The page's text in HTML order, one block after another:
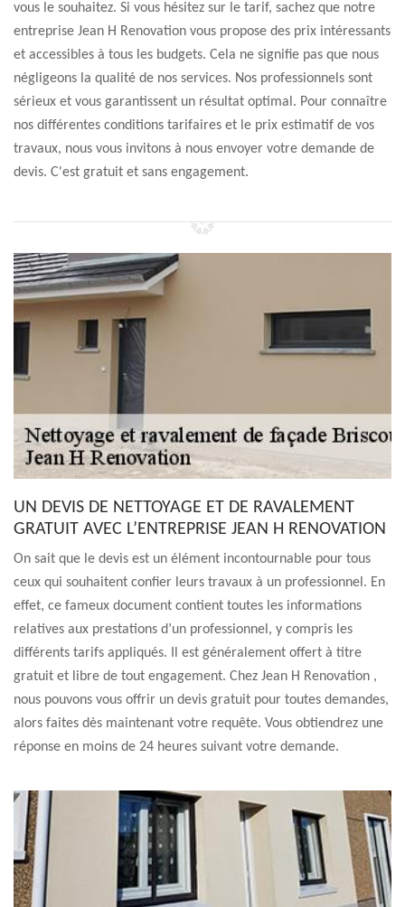
vous le souhaitez. Si vous hésitez sur le tarif, sachez que notre
entreprise Jean H Renovation vous propose des prix intéressants
et accessibles à tous les budgets. Cela ne signifie pas que nous
négligeons la qualité de nos services. Nos professionnels sont
sérieux et vous garantissent un résultat optimal. Pour connaître
nos différentes conditions tarifaires et le prix estimatif de vos
travaux, nous vous invitons à nous envoyer votre demande de
devis. C'est gratuit et sans engagement.
UN DEVIS DE NETTOYAGE ET DE RAVALEMENT
GRATUIT AVEC L’ENTREPRISE JEAN H RENOVATION
On sait que le devis est un élément incontournable pour tous
ceux qui souhaitent confier leurs travaux à un professionnel. En
effet, ce fameux document contient toutes les informations
relatives aux prestations d’un professionnel, y compris les
différents tarifs appliqués. Il est généralement offert à titre
gratuit et libre de tout engagement. Chez Jean H Renovation ,
nous pouvons vous offrir un devis gratuit pour toutes demandes,
alors faites dès maintenant votre requête. Vous obtiendrez une
réponse en moins de 24 heures suivant votre demande.